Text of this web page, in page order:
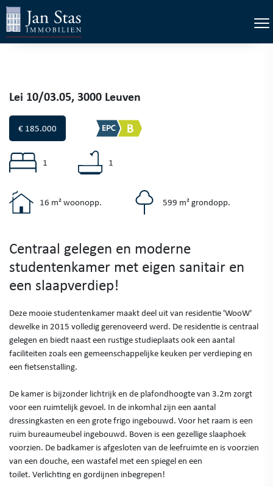
×
Lei 10/03.05, 3000 Leuven
€ 185.000
1 1
16 m² woonopp. 599 m² grondopp.
Centraal gelegen en moderne
studentenkamer met eigen sanitair en
een slaapverdiep!
Deze mooie studentenkamer maakt deel uit van residentie 'WooW'
dewelke in 2015 volledig gerenoveerd werd. De residentie is centraal
gelegen en biedt naast een rustige studieplaats ook een aantal
faciliteiten zoals een gemeenschappelijke keuken per verdieping en
een fietsenstalling.
De kamer is bijzonder lichtrijk en de plafondhoogte van 3.2m zorgt
voor een ruimtelijk gevoel. In de inkomhal zijn een aantal
dressingkasten en een grote frigo ingebouwd. Voor het raam is een
ruim bureaumeubel ingebouwd. Boven is een gezellige slaaphoek
voorzien. De badkamer is afgesloten van de leefruimte en is voorzien
van een douche, een wastafel met een spiegel en een
toilet. Verlichting en gordijnen inbegrepen!